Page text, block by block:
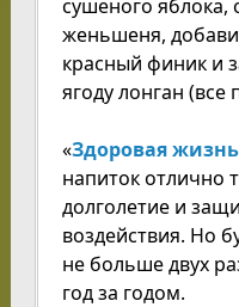
сушеного яблока,
женьшеня,
красный финик и
ягоду лонган (все
«Здоровая жизнь
напиток отлично
долголетие и
воздействия. Но
не больше двух
год за годом.